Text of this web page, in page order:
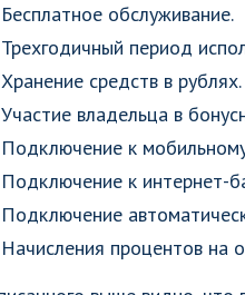
Бесплатное обслуживание.
Трехгодичный период
Хранение средств в рублях.
Участие владельца в
Подключение к
Подключение к интернет-
Подключение
Начисления процентов на